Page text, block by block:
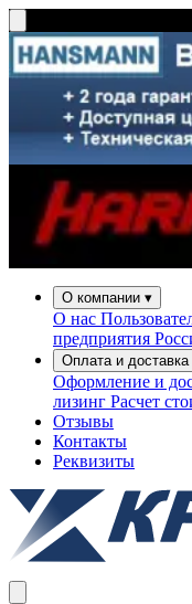
О компании ▾
О нас
предприятия
Оплата и доставка
Оформление и
лизинг Расчет
Отзывы
Контакты
Реквизиты